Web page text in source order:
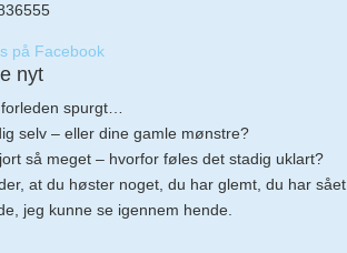
på Facebook
nyt
spurgt…
selv – eller dine gamle mønstre?
så meget – hvorfor føles det stadig uklart?
at du høster noget, du har glemt, du har sået.
jeg kunne se igennem hende.